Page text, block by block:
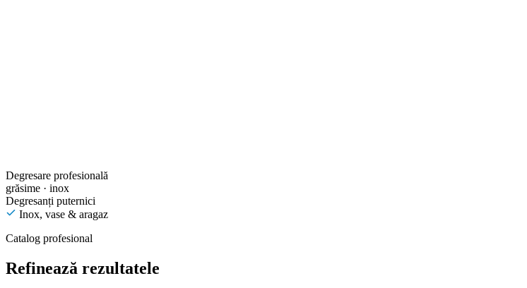
Degresare profesională
grăsime · inox
Degresanți puternici
Inox, vase & aragaz
Catalog profesional
Refinează rezultatele